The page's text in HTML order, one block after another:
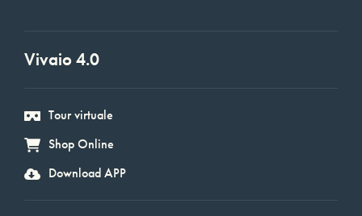
Vivaio 4.0
Tour virtuale
Shop Online
Download APP